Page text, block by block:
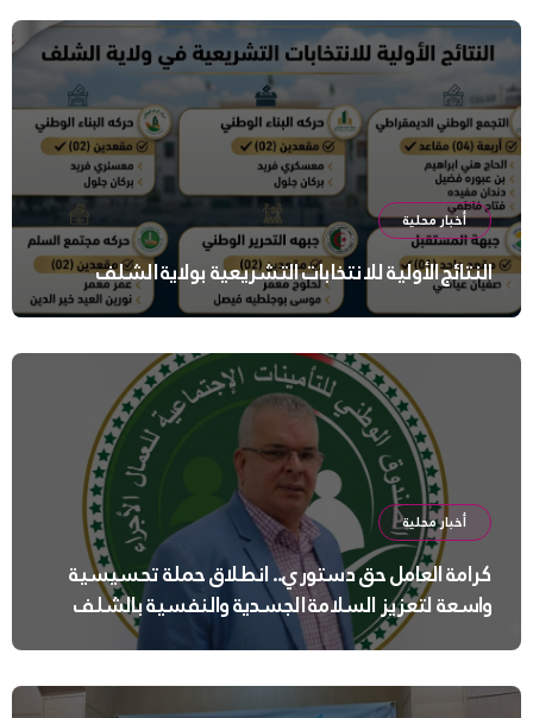
أخبار محلية
النتائج الأولية للانتخابات التشريعية بولاية الشلف
أخبار محلية
كرامة العامل حق دستوري.. انطلاق حملة تحسيسية
واسعة لتعزيز السلامة الجسدية والنفسية بالشلف